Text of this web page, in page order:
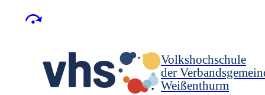
Volkshochschule
der
Weißenthurm